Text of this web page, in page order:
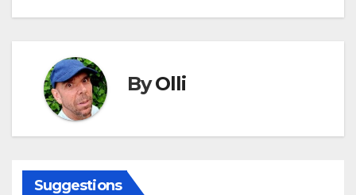
ByOlli
Suggestions